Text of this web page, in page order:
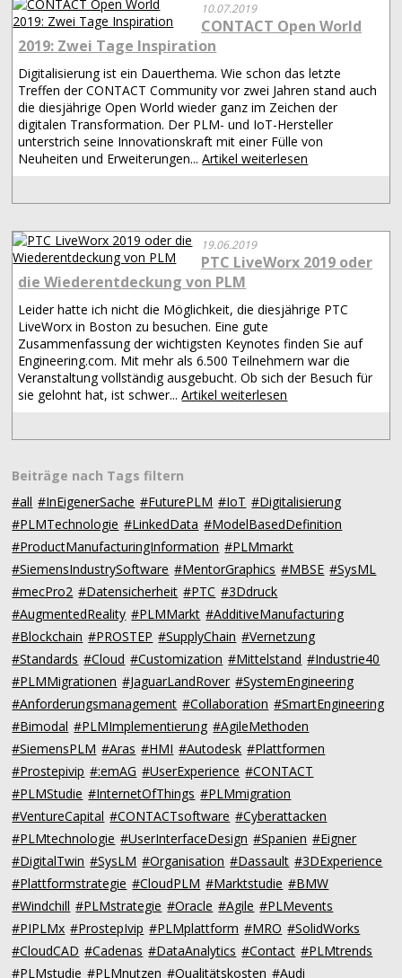
10.07.2019
CONTACT Open World
2019: Zwei Tage Inspiration
Digitalisierung ist ein Dauerthema. Wie schon das letzte
Treffen der CONTACT Community vor zwei Jahren stand auch
die diesjährige Open World wieder ganz im Zeichen der
digitalen Transformation. Der PLM- und IoT-Hersteller
unterstrich seine Innovationskraft mit einer Fülle von
Neuheiten und Erweiterungen...Artikel weiterlesen
19.06.2019
PTC LiveWorx 2019 oder
die Wiederentdeckung von PLM
Leider hatte ich nicht die Möglichkeit, die diesjährige PTC
LiveWorx in Boston zu besuchen. Eine gute
Zusammenfassung der wichtigsten Keynotes finden Sie auf
Engineering.com. Mit mehr als 6.500 Teilnehmern war die
Veranstaltung vollständig ausgebucht. Ob sich der Besuch für
sie gelohnt hat, ist schwer...Artikel weiterlesen
Beiträge nach Tags filtern
#all #InEigenerSache #FuturePLM #IoT #Digitalisierung
#PLMTechnologie #LinkedData #ModelBasedDefinition
#ProductManufacturingInformation #PLMmarkt
#SiemensIndustrySoftware #MentorGraphics #MBSE #SysML
#mecPro2 #Datensicherheit #PTC #3Ddruck
#AugmentedReality #PLMMarkt #AdditiveManufacturing
#Blockchain #PROSTEP #SupplyChain #Vernetzung
#Standards #Cloud #Customization #Mittelstand #Industrie40
#PLMMigrationen #JaguarLandRover #SystemEngineering
#Anforderungsmanagement #Collaboration #SmartEngineering
#Bimodal #PLMImplementierung #AgileMethoden
#SiemensPLM #Aras #HMI #Autodesk #Plattformen
#Prostepivip #:emAG #UserExperience #CONTACT
#PLMStudie #InternetOfThings #PLMmigration
#VentureCapital #CONTACTsoftware #Cyberattacken
#PLMtechnologie #UserInterfaceDesign #Spanien #Eigner
#DigitalTwin #SysLM #Organisation #Dassault #3DExperience
#Plattformstrategie #CloudPLM #Marktstudie #BMW
#Windchill #PLMstrategie #Oracle #Agile #PLMevents
#PIPLMx #ProstepIvip #PLMplattform #MRO #SolidWorks
#CloudCAD #Cadenas #DataAnalytics #Contact #PLMtrends
#PLMstudie #PLMnutzen #Qualitätskosten #Audi